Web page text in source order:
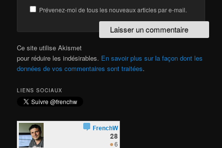
Prévenez-moi de tous les nouveaux articles par e-mail.
Ce site utilise Akismet
pour réduire les indésirables. En savoir plus sur la façon dont les
données de vos commentaires sont traitées.
LIENS SOCIAUX